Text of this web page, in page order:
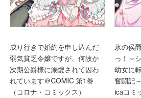
成り行きで婚約を申し込んだ
弱気貧乏令嬢ですが、何故か
次期公爵様に溺愛されて囚わ
れています＠COMIC 第1巻
（コロナ・コミックス）
氷の侯
っ！～
幼女に
奮闘記
icaコミ